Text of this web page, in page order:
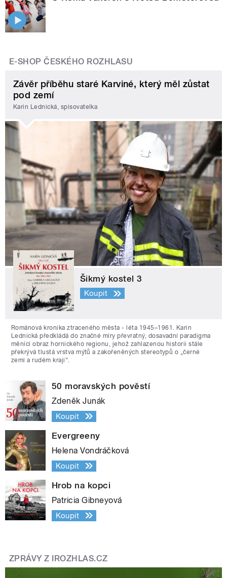
E-SHOP ČESKÉHO ROZHLASU
Závěr příběhu staré Karviné, který měl zůstat
pod zemí
Karin Lednická, spisovatelka
Šikmý kostel 3
Koupit
Románová kronika ztraceného města - léta 1945–1961. Karin
Lednická předkládá do značné míry převratný, dosavadní paradigma
měnící obraz hornického regionu, jehož zahlazenou historii stále
překrývá tlustá vrstva mýtů a zakořeněných stereotypů o „černé
zemi a rudém kraji“.
50 moravských pověstí
Zdeněk Junák
Koupit
Evergreeny
Helena Vondráčková
Koupit
Hrob na kopci
Patricia Gibneyová
Koupit
ZPRÁVY Z IROZHLAS.CZ